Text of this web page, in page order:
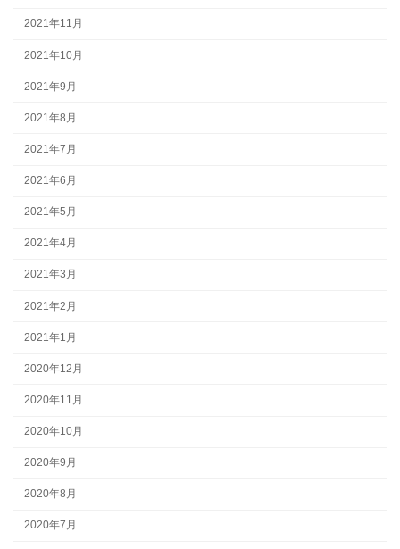
2021年11月
2021年10月
2021年9月
2021年8月
2021年7月
2021年6月
2021年5月
2021年4月
2021年3月
2021年2月
2021年1月
2020年12月
2020年11月
2020年10月
2020年9月
2020年8月
2020年7月